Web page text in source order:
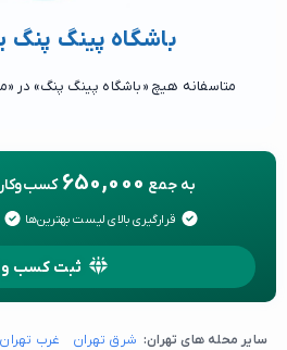
باشگاه پینگ پنگ
متاسفانه هیچ «باشگاه پینگ پنگ» در «محله 15 خرداد»
به جمع 650,000 کسب‌وکار
قرارگیری بالای لیست بهترین‌ها
ثبت کسب و
سایر محله های تهران: شرق تهران غرب تهران